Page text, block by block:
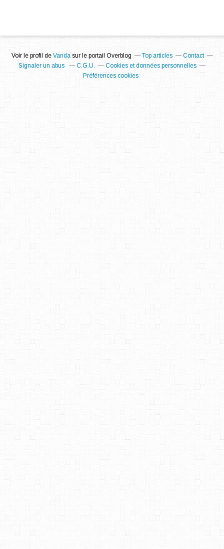
Voir le profil de Vandasur le portail Overblog Top articles
Contact
Signaler un abus
C.G.U.
Cookies et données personnelles
Préférences cookies